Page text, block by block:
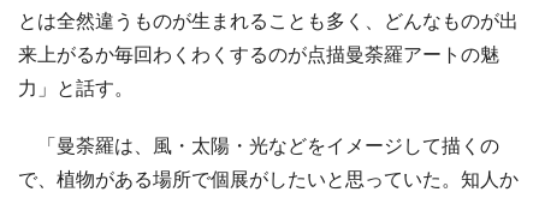
とは全然違うものが生まれることも多く、どんなものが出
来上がるか毎回わくわくするのが点描曼荼羅アートの魅
力」と話す。
「曼荼羅は、風・太陽・光などをイメージして描くの
で、植物がある場所で個展がしたいと思っていた。知人か